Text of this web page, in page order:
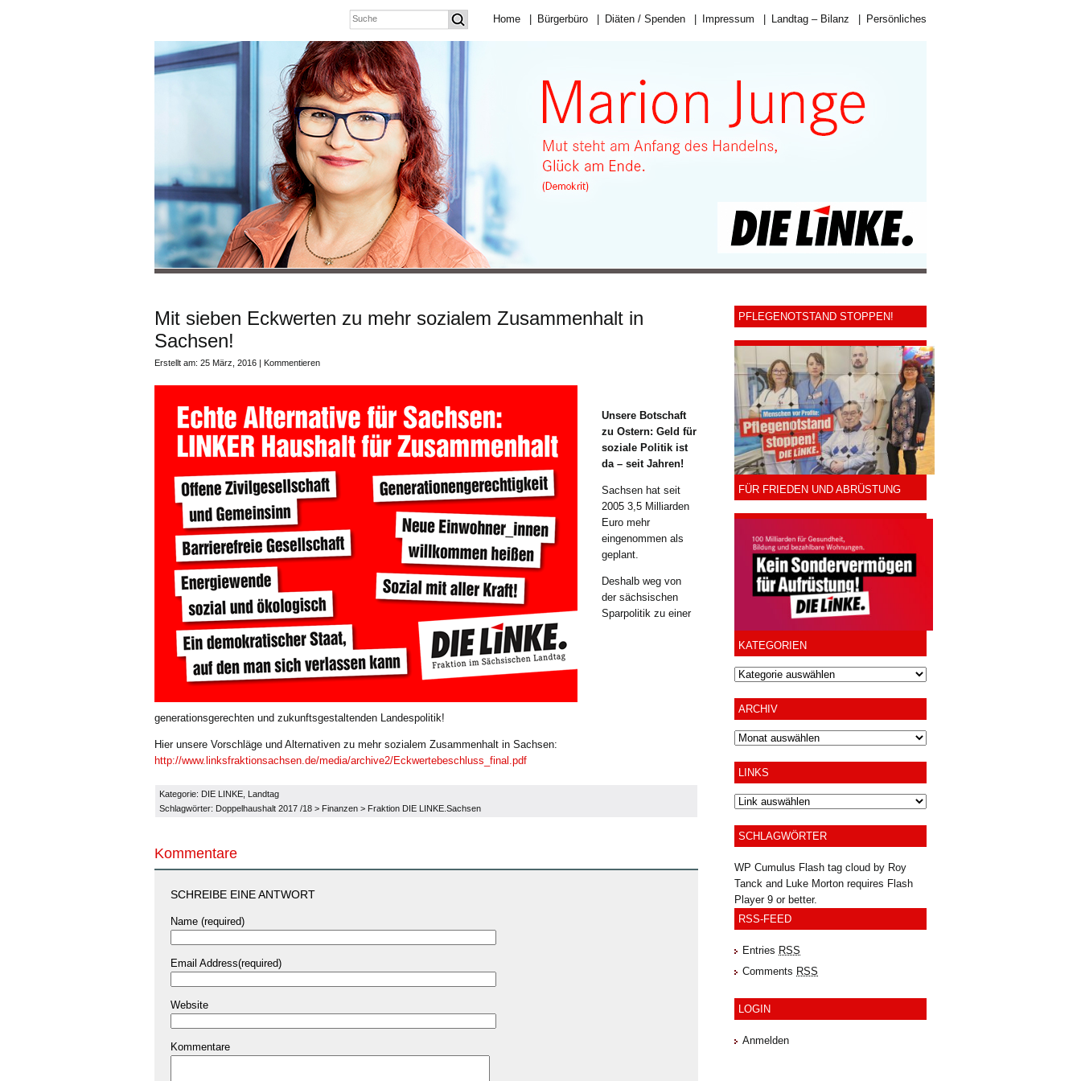
Home Bürgerbüro Diäten / Spenden Impressum Landtag – Bilanz Persönliches
Mit sieben Eckwerten zu mehr sozialem Zusammenhalt in
Sachsen!
Erstellt am: 25 März, 2016 | Kommentieren
Unsere Botschaft
zu Ostern: Geld für
soziale Politik ist
da – seit Jahren!
Sachsen hat seit
2005 3,5 Milliarden
Euro mehr
eingenommen als
geplant.
Deshalb weg von
der sächsischen
Sparpolitik zu einer
generationsgerechten und zukunftsgestaltenden Landespolitik!
Hier unsere Vorschläge und Alternativen zu mehr sozialem Zusammenhalt in Sachsen:
http://www.linksfraktionsachsen.de/media/archive2/Eckwertebeschluss_final.pdf
Kategorie: DIE LINKE Landtag
Schlagwörter: Doppelhaushalt 2017 /18 > Finanzen > Fraktion DIE LINKE.Sachsen
Kommentare
SCHREIBE EINE ANTWORT
Name (required)
Email Address(required)
Website
Kommentare
PFLEGENOTSTAND STOPPEN!
FÜR FRIEDEN UND ABRÜSTUNG
KATEGORIEN
ARCHIV
Archiv
LINKS
SCHLAGWÖRTER
WP Cumulus Flash tag cloud by Roy
Tanck and Luke Morton requires Flash
Player9 or better.
RSS-FEED
Entries RSS
Comments RSS
LOGIN
Anmelden